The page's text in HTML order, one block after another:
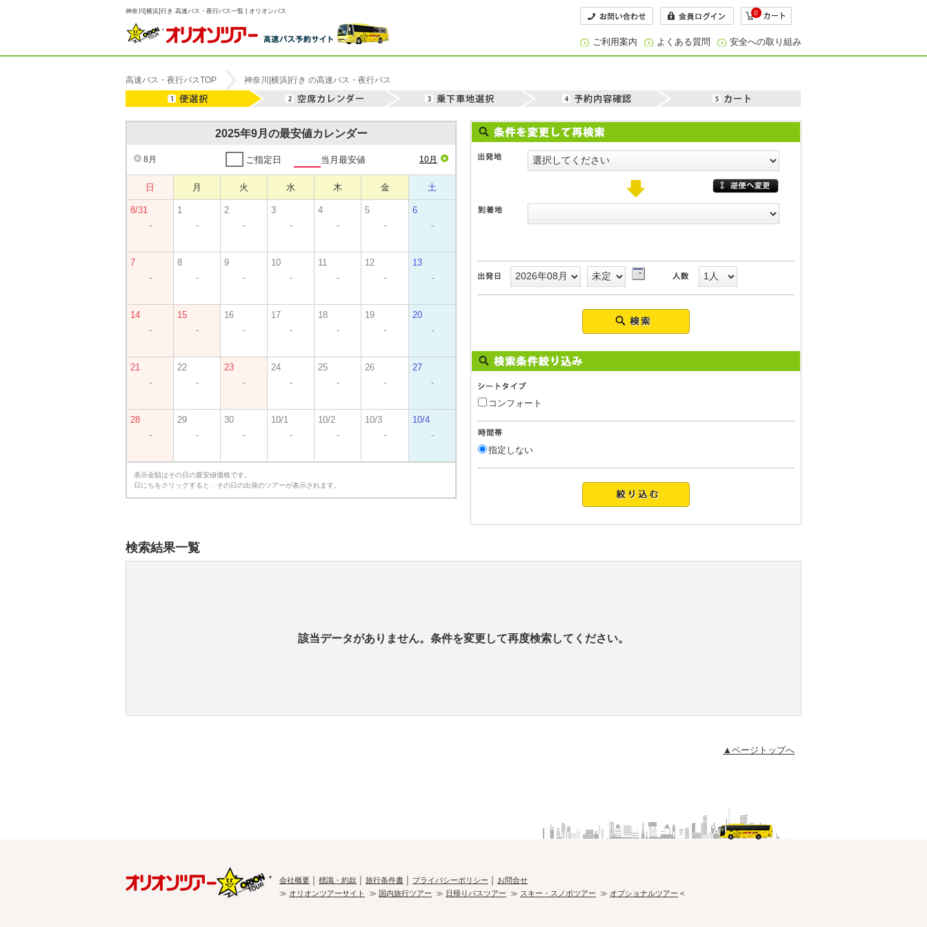
神奈川[横浜]行き 高速バス・夜行バス一覧 | オリオンバス 0
ご利用案内 よくある質問 安全への取り組み
高速バス・夜行バスTOP 神奈川[横浜]行き の高速バス・夜行バス
2025年9月の最安値カレンダー
8月 10月
ご指定日 当月最安値
日 月 火 水 木 金 土
8/31
-
1
-
2
-
3
-
4
-
5
-
6
-
7
-
8
-
9
-
10
-
11
-
12
-
13
-
14
-
15
-
16
-
17
-
18
-
19
-
20
-
21
-
22
-
23
-
24
-
25
-
26
-
27
-
28
-
29
-
30
-
10/1
-
10/2
-
10/3
-
10/4
-
表示金額はその日の最安値価格です。
日にちをクリックすると、その日の出発のツアーが表示されます。
コンフォート
指定しない
検索結果一覧
該当データがありません。条件を変更して再度検索してください。
▲ページトップへ
会社概要 標識・約款 旅行条件書 プライバシーポリシー
お問合せ
≫ オリオンツアーサイト ≫ 国内旅行ツアー ≫ 日帰りバスツアー ≫ スキー・スノボツアー ≫ オプショナルツアー <